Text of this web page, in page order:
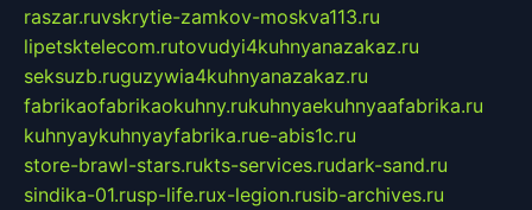
raszar.ruvskrytie-zamkov-moskva113.ru
lipetsktelecom.rutovudyi4kuhnyanazakaz.ru
seksuzb.ruguzywia4kuhnyanazakaz.ru
fabrikaofabrikaokuhny.rukuhnyaekuhnyaafabrika.ru
kuhnyaykuhnyayfabrika.rue-abis1c.ru
store-brawl-stars.rukts-services.rudark-sand.ru
sindika-01.rusp-life.rux-legion.rusib-archives.ru